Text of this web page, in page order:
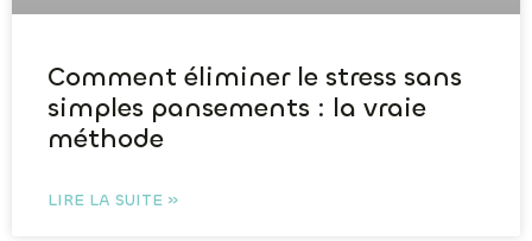
Comment éliminer le stress sans
simples pansements : la vraie
méthode
LIRE LA SUITE »